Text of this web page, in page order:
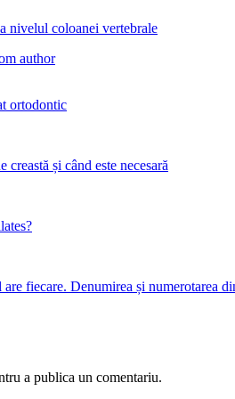
nivelul coloanei vertebrale
author
ortodontic
creastă și când este necesară
fiecare. Denumirea și numerotarea
a publica un comentariu.